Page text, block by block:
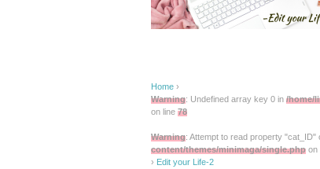
Home ›
Warning: Undefined array key 0 in /home/
on line 78
Warning: Attempt to read property "cat_ID"
content/themes/minimaga/single.php on
› Edit your Life-2